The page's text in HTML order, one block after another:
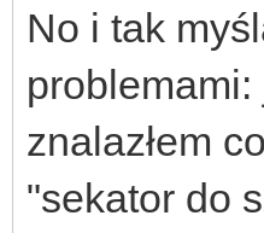
No i tak
znalazłem
"sekator do